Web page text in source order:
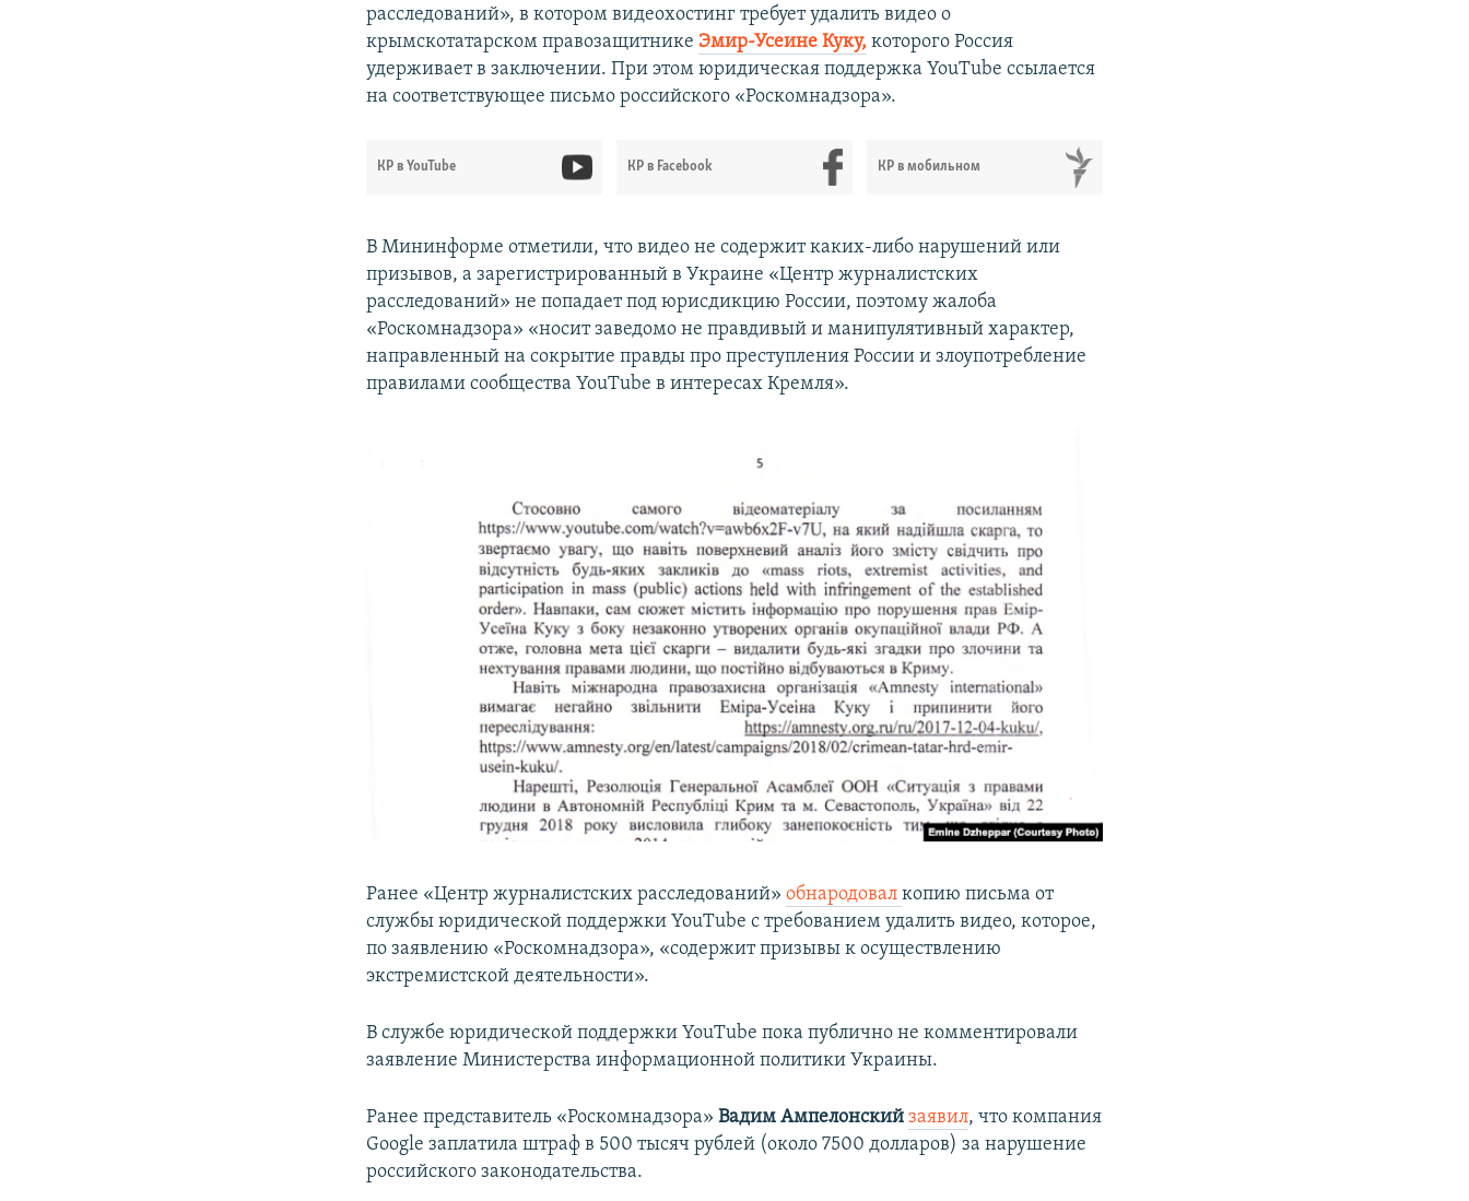
расследований», в котором видеохостинг требует удалить видео о
крымскотатарском правозащитнике Эмир-Усеине Куку, которого Россия
удерживает в заключении. При этом юридическая поддержка YouTube ссылается
на соответствующее письмо российского «Роскомнадзора».
КР в YouTube КР в Facebook КР в мобильном
В Мининформе отметили, что видео не содержит каких-либо нарушений или
призывов, а зарегистрированный в Украине «Центр журналистских
расследований» не попадает под юрисдикцию России, поэтому жалоба
«Роскомнадзора» «носит заведомо не правдивый и манипулятивный характер,
направленный на сокрытие правды про преступления России и злоупотребление
правилами сообщества YouTube в интересах Кремля».
Ранее «Центр журналистских расследований»обнародовалкопию письма от
службы юридической поддержки YouTube с требованием удалить видео, которое,
по заявлению «Роскомнадзора», «содержит призывы к осуществлению
экстремистской деятельности».
В службе юридической поддержки YouTube пока публично не комментировали
заявление Министерства информационной политики Украины.
Ранее представитель «Роскомнадзора»​Вадим Ампелонскийзаявил, что компания
Google заплатила штраф в 500 тысяч рублей (около 7500 долларов) за нарушение
российского законодательства.